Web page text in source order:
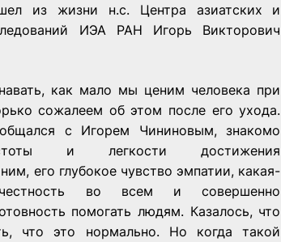
из жизни н.с. Центра азиатских и
ИЭА РАН Игорь Викторович
как мало мы ценим человека при
сожалеем об этом после его ухода.
с Игорем Чининовым, знакомо
и легкости достижения
его глубокое чувство эмпатии, какая-
во всем и совершенно
помогать людям. Казалось, что
что это нормально. Но когда такой